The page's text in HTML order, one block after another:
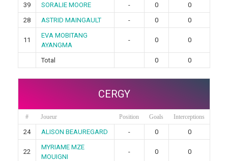
39
SORALIE MOORE - 0
0
28
ASTRID MAINGAULT - 0 0
11
EVA MOBITANG
AYANGMA
- 0 0
Total 0 0
CERGY
# Joueur Position Goals Interceptions
24 ALISON BEAUREGARD - 0 0
22
MYRIAME MZE
MOUIGNI
- 0 0